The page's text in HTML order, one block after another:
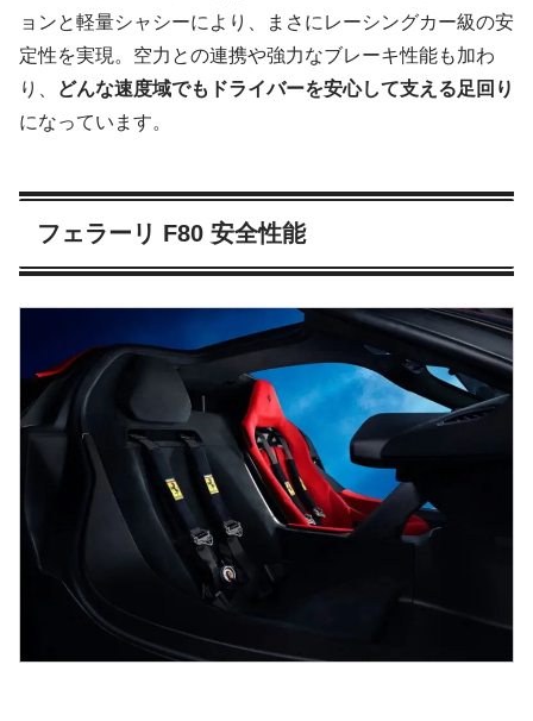
ョンと軽量シャシーにより、まさにレーシングカー級の安
定性を実現。空力との連携や強力なブレーキ性能も加わ
り、
どんな速度域でもドライバーを安心して支える足回り
になっています。
フェラーリ F80 安全性能